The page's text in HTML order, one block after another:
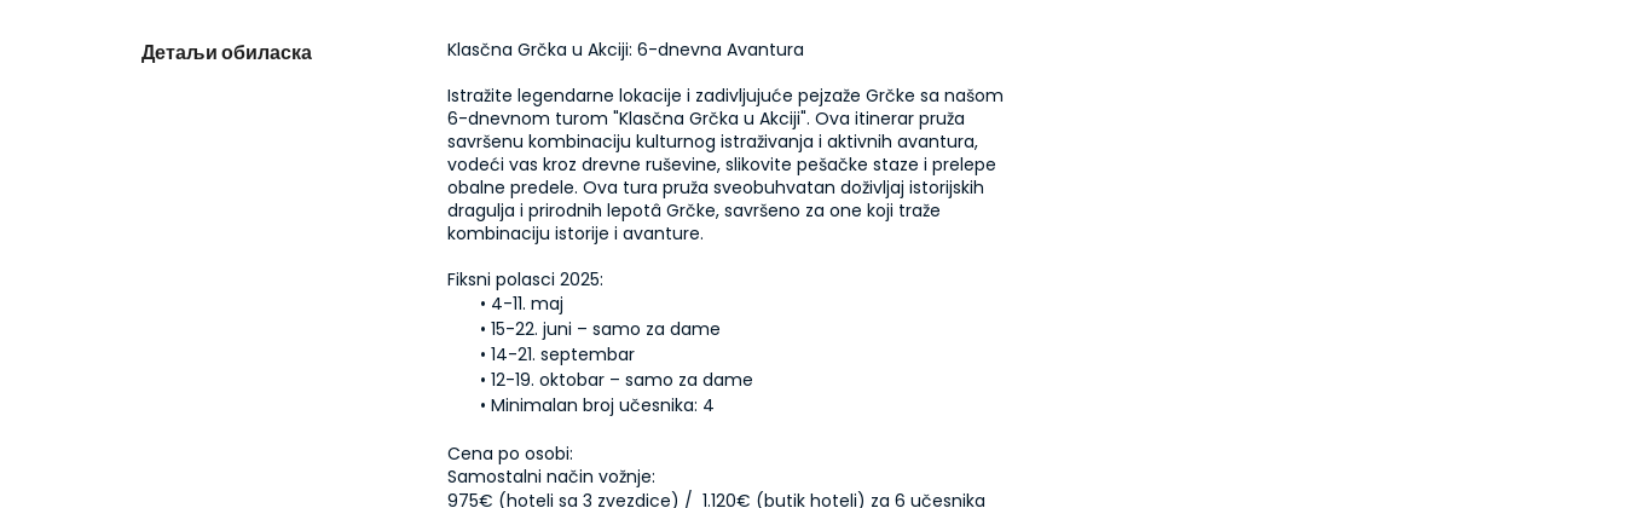
Детаљи обиласка
Klasčna Grčka u Akciji: 6-dnevna Avantura
Istražite legendarne lokacije i zadivljujuće pejzaže Grčke sa našom
6-dnevnom turom "Klasčna Grčka u Akciji". Ova itinerar pruža
savršenu kombinaciju kulturnog istraživanja i aktivnih avantura,
vodeći vas kroz drevne ruševine, slikovite pešačke staze i prelepe
obalne predele. Ova tura pruža sveobuhvatan doživljaj istorijskih
dragulja i prirodnih lepotâ Grčke, savršeno za one koji traže
kombinaciju istorije i avanture.
Minimalan broj učesnika: 4